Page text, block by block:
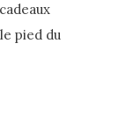
pied du